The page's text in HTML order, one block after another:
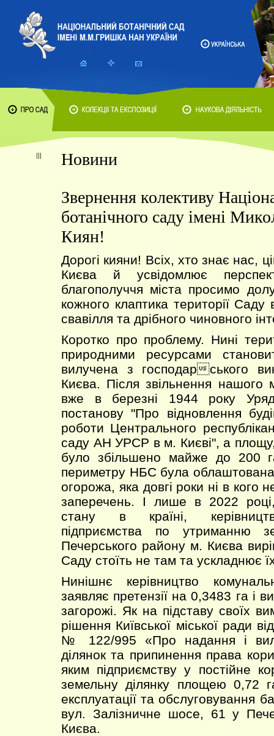
Новини
Звернення колективу
ботанічного саду імені
Киян!
Дорогі кияни! Всіх, хто знає нас,
Києва й усвідомлює
благополуччя міста просимо
кожного клаптика території Саду
свавілля та дрібного чиновного
Коротко про проблему. Нині
природними ресурсами
вилучена з господарського
Києва. Після звільнення нашого
вже в березні 1944 року
постанову "Про відновлення
роботи Центрального
саду АН УРСР в м. Києві", а
було збільшено майже до 200
периметру НБС була облаштована
огорожа, яка довгі роки ні в кого
заперечень. І лише в 2022
стану в країні,
підприємства по утриманню
Печерського району м. Києва
Саду стоїть не там та ускладнює
Нинішнє керівництво
заявляє претензії на 0,3483 га і
загорожі. Як на підставу своїх
рішення Київської міської ради
№ 122/995 «Про надання і
ділянок та припинення права
яким підприємству у постійне
земельну ділянку площею 0,72
експлуатації та обслуговування
вул. Залізничне шосе, 61 у
Києва.